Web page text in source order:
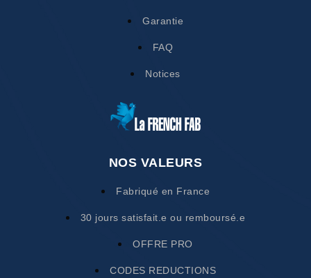
Garantie
FAQ
Notices
NOS VALEURS
Fabriqué en France
30 jours satisfait.e ou remboursé.e
OFFRE PRO
CODES REDUCTIONS